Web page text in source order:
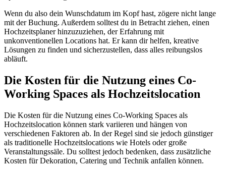
Wenn du also dein Wunschdatum im Kopf hast, zögere nicht lange
mit der Buchung. Außerdem solltest du in Betracht ziehen, einen
Hochzeitsplaner hinzuzuziehen, der Erfahrung mit
unkonventionellen Locations hat. Er kann dir helfen, kreative
Lösungen zu finden und sicherzustellen, dass alles reibungslos
abläuft.
Die Kosten für die Nutzung eines Co-
Working Spaces als Hochzeitslocation
Die Kosten für die Nutzung eines Co-Working Spaces als
Hochzeitslocation können stark variieren und hängen von
verschiedenen Faktoren ab. In der Regel sind sie jedoch günstiger
als traditionelle Hochzeitslocations wie Hotels oder große
Veranstaltungssäle. Du solltest jedoch bedenken, dass zusätzliche
Kosten für Dekoration, Catering und Technik anfallen können.